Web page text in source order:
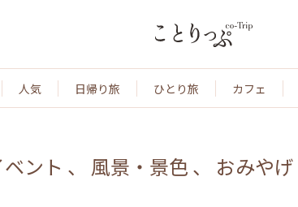
人気 日帰り旅 ひとり旅 カフェ
ント 、 風景・景色 、 おみやげ